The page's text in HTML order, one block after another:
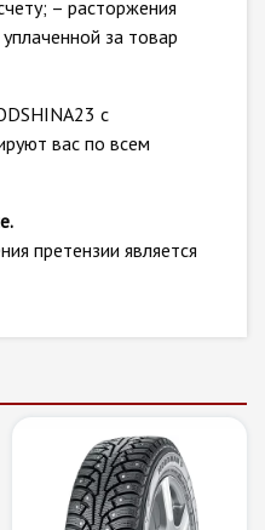
– расторжения
за товар
с
вас по всем
претензии является